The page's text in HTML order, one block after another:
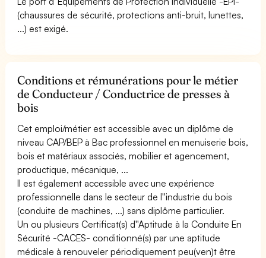
(chaussures de sécurité, protections anti-bruit, lunettes,
...) est exigé.
Conditions et rémunérations pour le métier
de Conducteur / Conductrice de presses à
bois
Cet emploi/métier est accessible avec un diplôme de
niveau CAP/BEP à Bac professionnel en menuiserie bois,
bois et matériaux associés, mobilier et agencement,
productique, mécanique, ...
Il est également accessible avec une expérience
professionnelle dans le secteur de l''industrie du bois
(conduite de machines, ...) sans diplôme particulier.
Un ou plusieurs Certificat(s) d''Aptitude à la Conduite En
Sécurité -CACES- conditionné(s) par une aptitude
médicale à renouveler périodiquement peu(ven)t être